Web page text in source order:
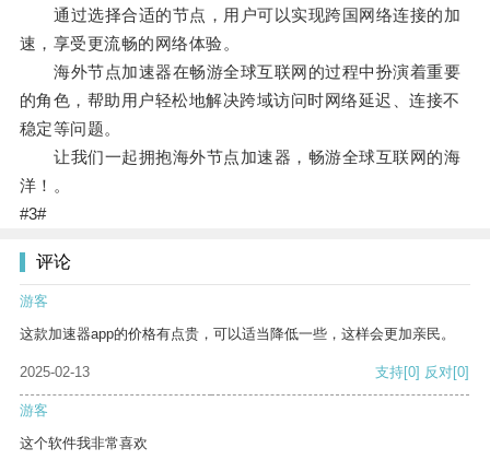
通过选择合适的节点，用户可以实现跨国网络连接的加
速，享受更流畅的网络体验。
海外节点加速器在畅游全球互联网的过程中扮演着重要
的角色，帮助用户轻松地解决跨域访问时网络延迟、连接不
稳定等问题。
让我们一起拥抱海外节点加速器，畅游全球互联网的海
洋！。
#3#
评论
游客
这款加速器app的价格有点贵，可以适当降低一些，这样会更加亲民。
2025-02-13 支持[0] 反对[0]
游客
这个软件我非常喜欢